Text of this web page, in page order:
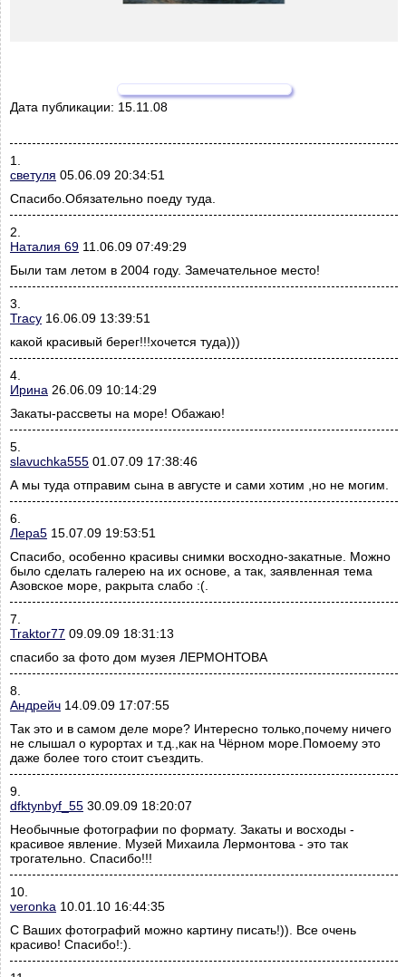
Дата публикации: 15.11.08
1.
светуля 05.06.09 20:34:51
Спасибо.Обязательно поеду туда.
2.
Наталия 69 11.06.09 07:49:29
Были там летом в 2004 году. Замечательное место!
3.
Tracy 16.06.09 13:39:51
какой красивый берег!!!хочется туда)))
4.
Ирина 26.06.09 10:14:29
Закаты-рассветы на море! Обажаю!
5.
slavuchka555 01.07.09 17:38:46
А мы туда отправим сына в августе и сами хотим ,но не могим.
6.
Лера5 15.07.09 19:53:51
Спасибо, особенно красивы снимки восходно-закатные. Можно
было сделать галерею на их основе, а так, заявленная тема
Азовское море, ракрыта слабо :(.
7.
Traktor77 09.09.09 18:31:13
спасибо за фото дом музея ЛЕРМОНТОВА
8.
Андрейч 14.09.09 17:07:55
Так это и в самом деле море? Интересно только,почему ничего
не слышал о курортах и т.д.,как на Чёрном море.Помоему это
даже более того стоит съездить.
9.
dfktynbyf_55 30.09.09 18:20:07
Необычные фотографии по формату. Закаты и восходы -
красивое явление. Музей Михаила Лермонтова - это так
трогательно. Спасибо!!!
10.
veronka 10.01.10 16:44:35
С Ваших фотографий можно картину писать!)). Все очень
красиво! Спасибо!:).